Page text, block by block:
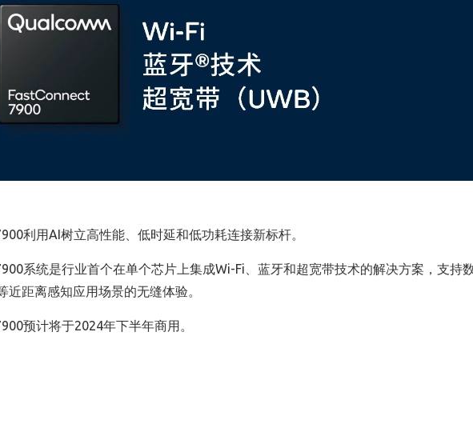
利用AI 树立高性能、低时延和低功耗连接新标杆。
系统是行业首个在单个芯片上集成Wi-Fi 、蓝牙和超宽带技术的解决方案，支持
近距离感知应用场景的无缝体验。
预计将于2024年下半年商用。